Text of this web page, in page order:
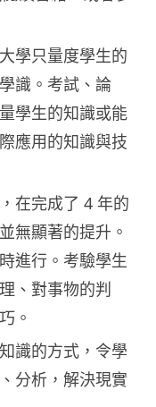
學只量度學生的
識。考試、論
學生的知識或能
應用的知識與技
在完成了 4 年的
無顯著的提升。
進行。考驗學生
、對事物的判
。
識的方式，令學
分析，解決現實